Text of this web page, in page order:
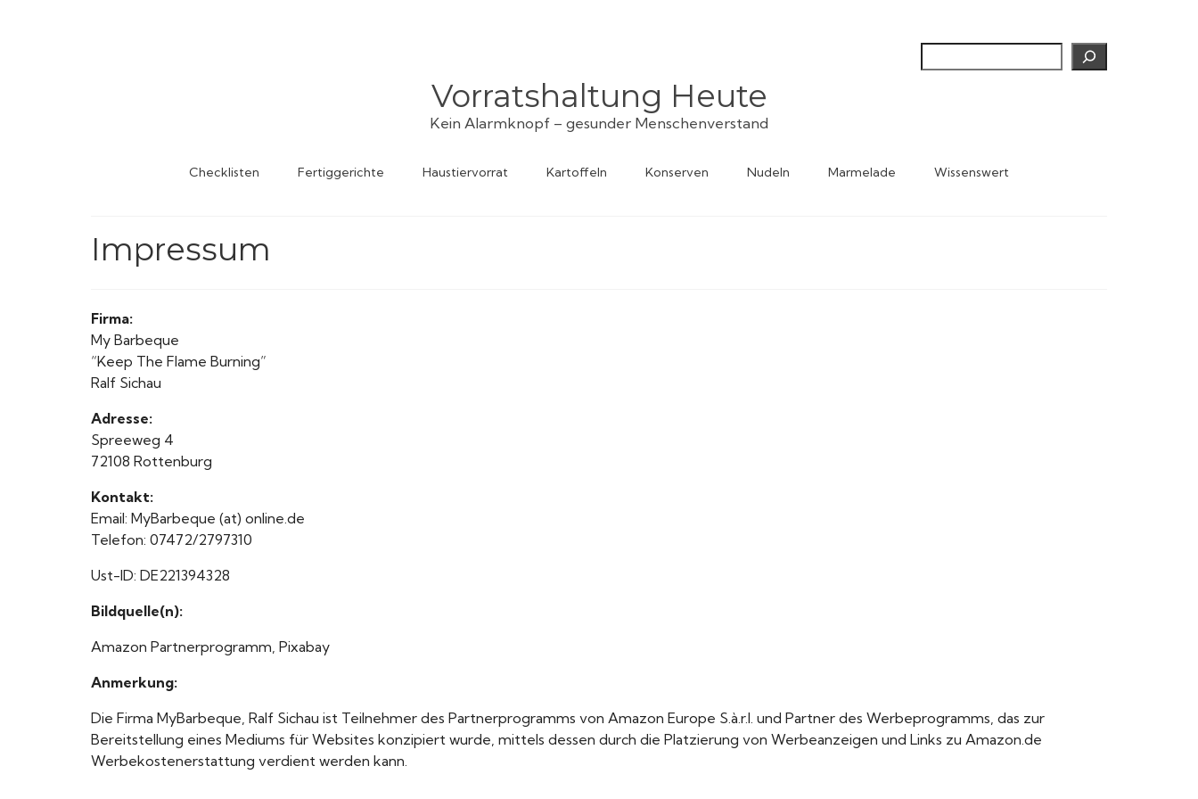
Vorratshaltung Heute
Kein Alarmknopf – gesunder Menschenverstand
Checklisten Fertiggerichte Haustiervorrat Kartoffeln Konserven Nudeln Marmelade Wissenswert
Impressum
Firma:
My Barbeque
“Keep The Flame Burning”
Ralf Sichau
Adresse:
Spreeweg 4
72108 Rottenburg
Kontakt:
Email: MyBarbeque (at) online.de
Telefon: 07472/2797310
Ust-ID: DE221394328
Bildquelle(n):
Amazon Partnerprogramm, Pixabay
Anmerkung:
Die Firma MyBarbeque, Ralf Sichau ist Teilnehmer des Partnerprogramms von Amazon Europe S.à.r.l. und Partner des Werbeprogramms, das zur
Bereitstellung eines Mediums für Websites konzipiert wurde, mittels dessen durch die Platzierung von Werbeanzeigen und Links zu Amazon.de
Werbekostenerstattung verdient werden kann.